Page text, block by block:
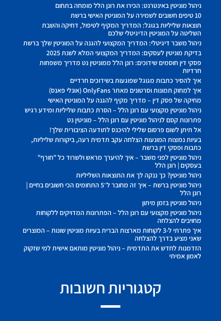
ניהול מוניטין באינטרנט: הכירו את רונן הלל מומחה בתחום
10 טיפים חשובים לשמירה על המוניטין האישי ברשת
תוצאות שליליות בגוגל: המדריך המקיף לטיפול, דחיקה והשבת
השליטה על המוניטין הדיגיטלי שלכם
ניהול משבר דיגיטלי: המדריך המקצועי להגנה על המוניטין שלך ברשת
בדיקת מוניטין לעסקים: המדריך המקצועי המלא לשנת 2025
פסקי דין חוסמים שידוכים: רונן הלל ממוניטין נט מדריך משפחות
חרדיות
איך להסיר כתבות מגוגל שפוגעות בשידוכים חרדיים
איך למחוק תמונות וסרטונים מאתר OnlyFans (אונלי פאנס)
מחיקה של פסק דין – מדריך מקיף להגנה על המוניטין האישי
ניהול מוניטין מקצועי עם רונן הלל – הסרת כתבות שליליות ומידע רגיש
פתרונות קסם לניהול מוניטין עם רונן הלל – מוניטין נט
אל תיתן לשום פרסום שלילי להיכנס לתודעה הציבורית שלך!
בעיות נפוצות המונעות הצלחה עקב תדמית רעה, ביקורות שליליות,
כתבות ופסקי דין ברשת
ניהול מוניטין לפני משבר – איך להיערך מראש ולשרוד כל "חורף"
בעסקים | רונן הלל
ניהול מוניטין? כך ננקה לך את התוצאות השליליות
ניהול מוניטין ברשת – איך זה מחובר ל־5 התחומים הכי חשובים בחיים |
רונן הלל
ניהול מוניטין בזמן מיתון
ניהול מוניטין מקצועי עם רונן הלל – הפתרונות המדויקים ללקוחות
מחויבים להצלחה
איך פתרתי ל-3 לקוחות מארצות הברית בעיות מוניטין שונות – המוצרים
שאני מציע בדרך להצלחה
הזדמנות לחדש את התדמית – ניהול מוניטין מותאם אישית למי שזקוק
לאמון אמיתי
קטגוריות חשובות